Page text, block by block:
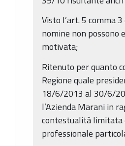
Visto l’art. 5 comma
nomine non possono
motivata;
Ritenuto per quanto
Regione quale
18/6/2013 al 30/6/
l’Azienda Marani in
contestualità limitata
professionale